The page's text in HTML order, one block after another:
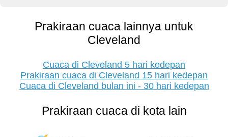
Prakiraan cuaca lainnya untuk
Cleveland
Cuaca di Cleveland 5 hari kedepan
Prakiraan cuaca di Cleveland 15 hari kedepan
Cuaca di Cleveland bulan ini - 30 hari kedepan
Prakiraan cuaca di kota lain